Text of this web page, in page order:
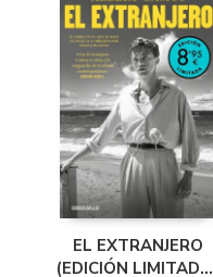
EL EXTRANJERO
(EDICIÓN LIMITADA ·